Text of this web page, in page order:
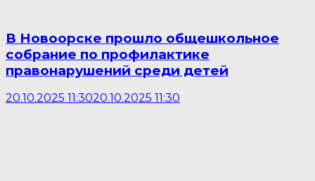
В Новоорске прошло общешкольное
собрание по профилактике
правонарушений среди детей
20.10.2025 11:3020.10.2025 11:30